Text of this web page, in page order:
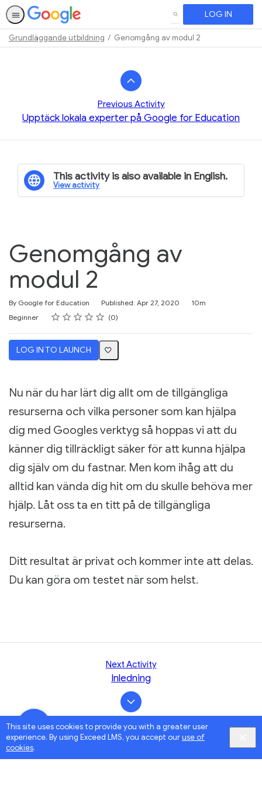
This site uses cookies to provide you with a greater user
experience. By using Exceed LMS, you accept ouruse of
cookies.
SEARCH LOG IN
Grundläggande utbildning Genomgång av modul 2
Previous Activity
Upptäck lokala experter på Google for Education
This activity is also available in English.
View activity
Genomgång av
modul 2
By Google for Education Published: Apr 27, 2020
Duration
10m
Difficulty
Beginner Rating
1 star
2 stars
3 stars
4 stars
5 stars
Average rating: 0 0
No reviews
LOG IN TO LAUNCH
Nu när du har lärt dig allt om de tillgängliga
resurserna och vilka personer som kan hjälpa
dig med Googles verktyg så hoppas vi att du
känner dig tillräckligt säker för att kunna hjälpa
dig själv om du fastnar. Men kom ihåg att du
alltid kan vända dig hit om du skulle behöva mer
hjälp. Låt oss ta en titt på de tillgängliga
resurserna.
Ditt resultat är privat och kommer inte att delas.
Du kan göra om testet när som helst.
Next Activity
Inledning